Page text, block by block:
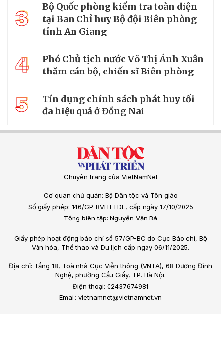
3
Bộ Quốc phòng kiểm tra toàn diện
tại Ban Chỉ huy Bộ đội Biên phòng
tỉnh An Giang
4
Phó Chủ tịch nước Võ Thị Ánh Xuân
thăm cán bộ, chiến sĩ Biên phòng
5
Tín dụng chính sách phát huy tối
đa hiệu quả ở Đồng Nai
Chuyên trang của VietNamNet
Cơ quan chủ quản: Bộ Dân tộc và Tôn giáo
Số giấy phép: 146/GP-BVHTTDL, cấp ngày 17/10/2025
Tổng biên tập: Nguyễn Văn Bá
Giấy phép hoạt động báo chí số 57/GP-BC do Cục Báo chí, Bộ
Văn hóa, Thể thao và Du lịch cấp ngày 06/11/2025.
Địa chỉ: Tầng 18, Toà nhà Cục Viễn thông (VNTA), 68 Dương Đình
Nghệ, phường Cầu Giấy, TP. Hà Nội.
Điện thoại: 02437674981
Email: vietnamnet@vietnamnet.vn